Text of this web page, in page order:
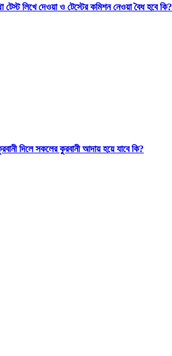
লিখে দেওয়া ও টেস্টের কমিশন নেওয়া বৈধ হবে কি?
দিলে সকলের কুরবানী আদায় হয়ে যাবে কি?